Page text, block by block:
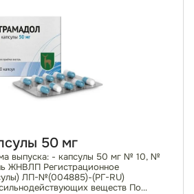
50 мг
выпуска: - капсулы 50 мг № 10, №
ЖНВЛП Регистрационное
ЛП-№(004885)-(РГ-RU)
веществ По